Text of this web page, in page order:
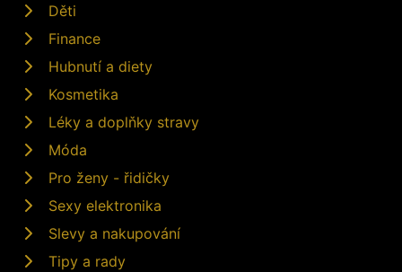
Děti
Finance
Hubnutí a diety
Kosmetika
Léky a doplňky stravy
Móda
Pro ženy - řidičky
Sexy elektronika
Slevy a nakupování
Tipy a rady